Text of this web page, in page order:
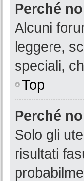
Perché
Alcuni
leggere,
speciali,
Top
Perché
Solo gli
risultati